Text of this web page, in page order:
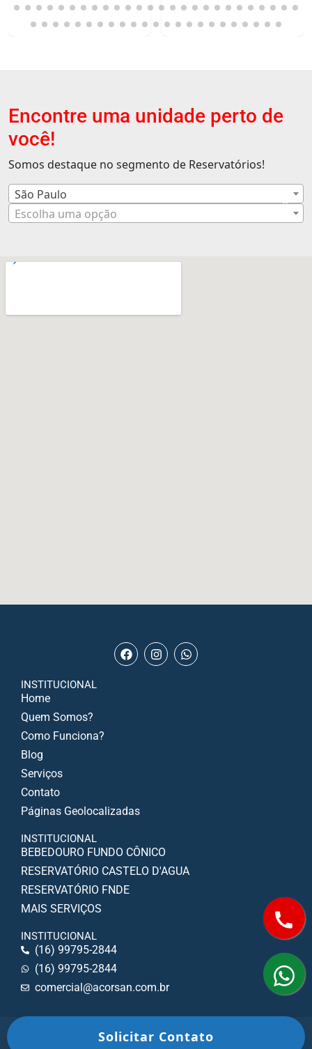
Solicitar Contato
Encontre uma unidade perto de
você!
Somos destaque no segmento de Reservatórios!
×
São Paulo
Escolha uma opção
INSTITUCIONAL
Home
Quem Somos?
Como Funciona?
Blog
Serviços
Contato
Páginas Geolocalizadas
INSTITUCIONAL
BEBEDOURO FUNDO CÔNICO
RESERVATÓRIO CASTELO D'AGUA
RESERVATÓRIO FNDE
MAIS SERVIÇOS
INSTITUCIONAL
(16) 99795-2844
(16) 99795-2844
comercial@acorsan.com.br
Reservatório Apoiado Copyright © 2024 - Todos os Direitos
Reservados.